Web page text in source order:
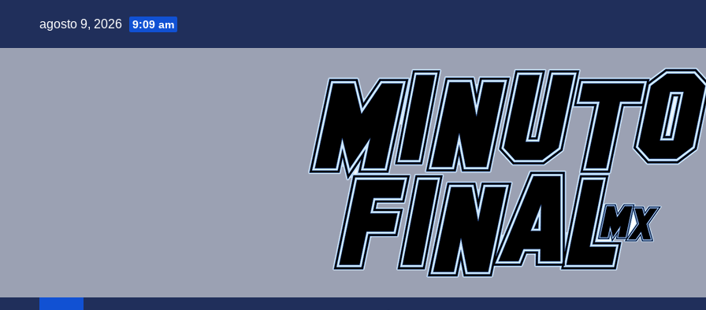
agosto 9, 2026 9:09 am